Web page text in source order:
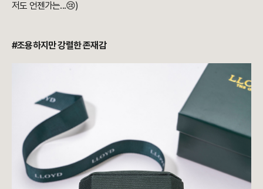
저도 언젠가는...😢)
#조용하지만 강렬한 존재감